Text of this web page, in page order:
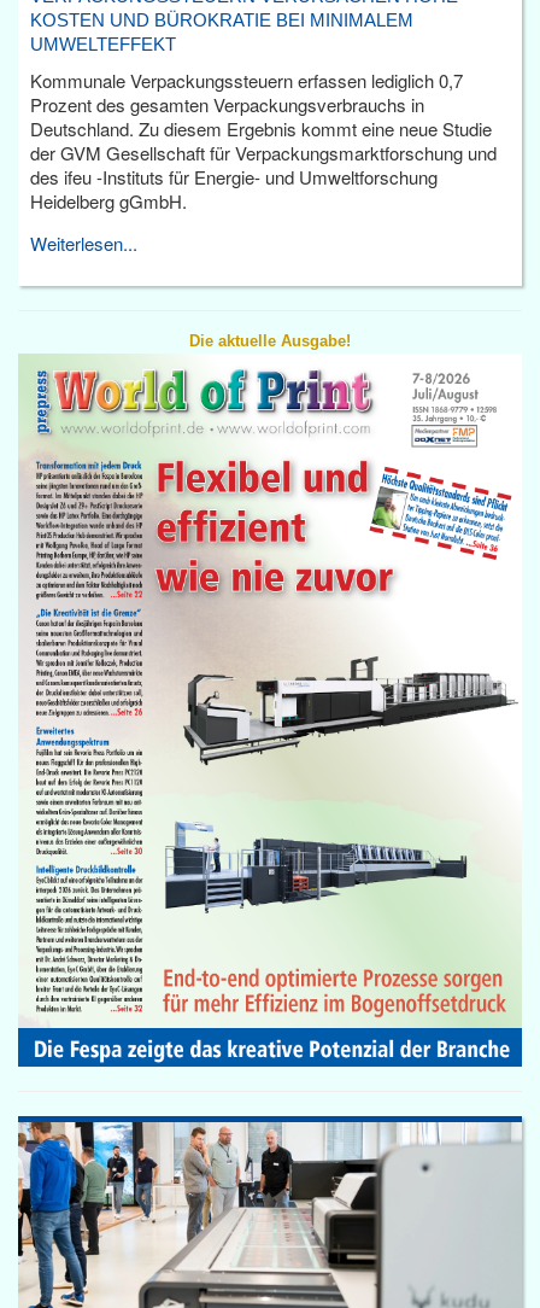
KOSTEN UND BÜROKRATIE BEI MINIMALEM
UMWELTEFFEKT
Kommunale Verpackungssteuern erfassen lediglich 0,7
Prozent des gesamten Verpackungsverbrauchs in
Deutschland. Zu diesem Ergebnis kommt eine neue Studie
der GVM Gesellschaft für Verpackungsmarktforschung und
des ifeu -Instituts für Energie- und Umweltforschung
Heidelberg gGmbH.
Weiterlesen...
Die aktuelle Ausgabe!